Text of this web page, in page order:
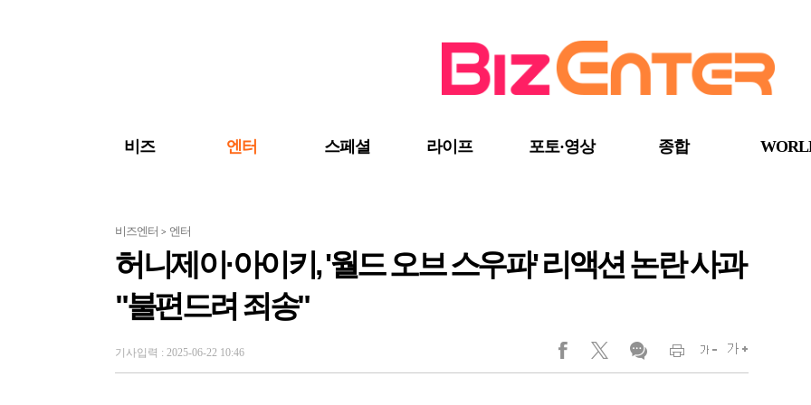
비즈 엔터 스페셜 라이프 포토·영상 종합
비즈엔터 > 엔터
허니제이·아이키, '월드 오브 스우파' 리액션 논란 사과
"불편드려 죄송"
기사입력 : 2025-06-22 10:46